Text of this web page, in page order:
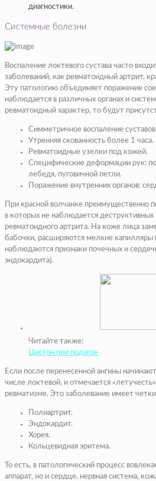
диагностики.
Системные болезни
Воспаление локтевого сустава часто
заболеваний, как ревматоидный артрит,
Эту патологию объединяет поражение
наблюдается в различных органах и
ревматоидный характер, то будут
Симметричное воспаление
Утренняя скованность более 1 часа.
Ревматоидные узелки под кожей.
Специфические деформации рук:
лебедя, пуговичной петли.
Поражение внутренних органов:
При красной волчанке преимущественно
в которых не наблюдается
ревматоидного артрита. На коже лица
бабочки, расширяются мелкие капилляры
наблюдаются признаки почечных и
эндокардита).
Читайте также:
Цистон при подагре
Если после перенесенной ангины
числе локтевой, и отмечается
ревматизме. Это заболевание имеет
Полиартрит.
Эндокардит.
Хорея.
Кольцевидная эритема.
То есть, в патологический процесс
аппарат, но и сердце, нервная система,